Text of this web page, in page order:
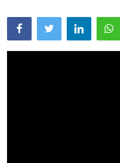
Icic Conference